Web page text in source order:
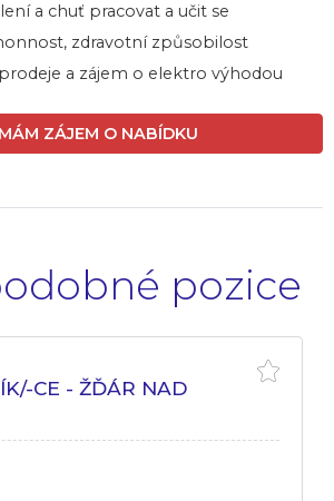
a chuť pracovat a učit se
zdravotní způsobilost
a zájem o elektro výhodou
MÁM ZÁJEM O NABÍDKU
pozice
CE - ŽĎÁR NAD